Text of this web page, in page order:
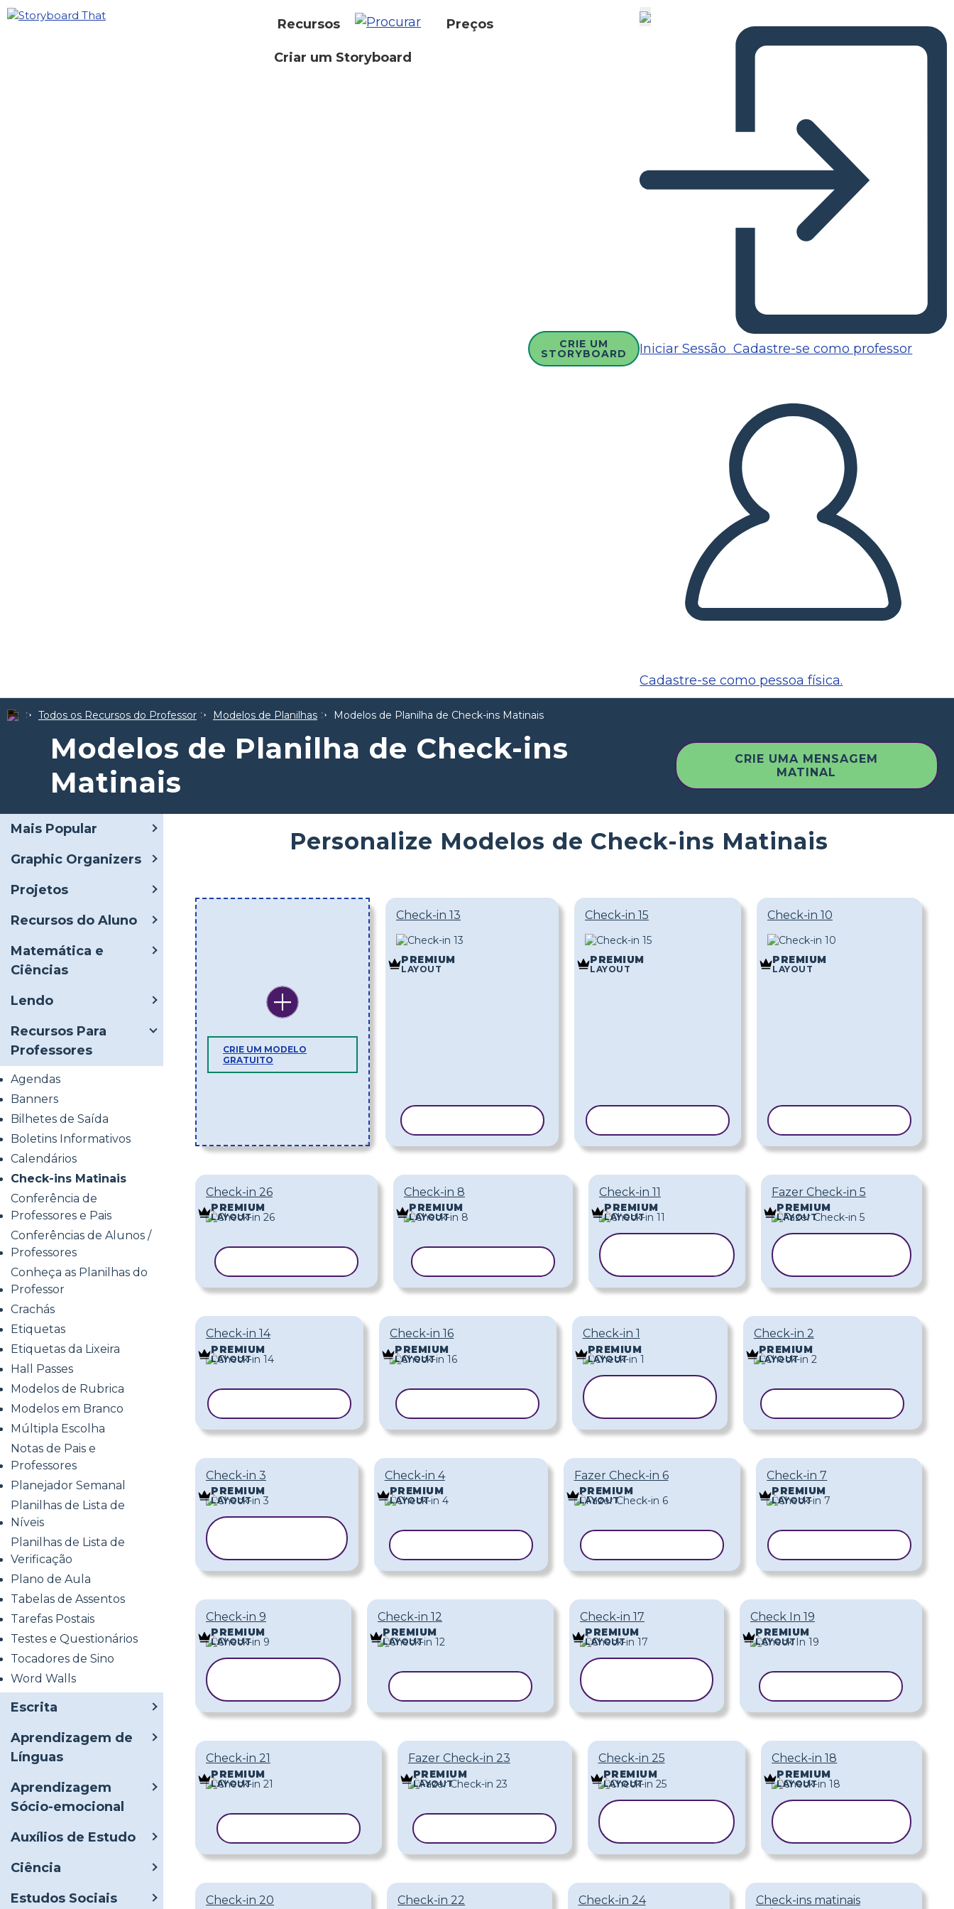
Recursos Preços
Criar um Storyboard
CRIE UM
STORYBOARD Iniciar Sessão Cadastre-se como professor
Cadastre-se como pessoa física.
Todos os Recursos do Professor Modelos de Planilhas Modelos de Planilha de Check-ins Matinais
Modelos de Planilha de Check-ins
Matinais
CRIE UMA MENSAGEM
MATINAL
Mais Popular
Graphic Organizers
Projetos
Recursos do Aluno
Matemática e
Ciências
Lendo
Recursos Para
Professores
Agendas
Banners
Bilhetes de Saída
Boletins Informativos
Calendários
Check-ins Matinais
Conferência de
Professores e Pais
Conferências de Alunos /
Professores
Conheça as Planilhas do
Professor
Crachás
Etiquetas
Etiquetas da Lixeira
Hall Passes
Modelos de Rubrica
Modelos em Branco
Múltipla Escolha
Notas de Pais e
Professores
Planejador Semanal
Planilhas de Lista de
Níveis
Planilhas de Lista de
Verificação
Plano de Aula
Tabelas de Assentos
Tarefas Postais
Testes e Questionários
Tocadores de Sino
Word Walls
Escrita
Aprendizagem de
Línguas
Aprendizagem
Sócio-emocional
Auxílios de Estudo
Ciência
Estudos Sociais
Personalize Modelos de Check-ins Matinais
CRIE UM MODELO
GRATUITO
Check-in 13
PREMIUM
LAYOUT
Check-in 15
PREMIUM
LAYOUT
Check-in 10
PREMIUM
LAYOUT
Check-in 26
PREMIUM
LAYOUT
Check-in 8
PREMIUM
LAYOUT
Check-in 11
PREMIUM
LAYOUT
Fazer Check-in 5
PREMIUM
LAYOUT
Check-in 14
PREMIUM
LAYOUT
Check-in 16
PREMIUM
LAYOUT
Check-in 1
PREMIUM
LAYOUT
Check-in 2
PREMIUM
LAYOUT
Check-in 3
PREMIUM
LAYOUT
Check-in 4
PREMIUM
LAYOUT
Fazer Check-in 6
PREMIUM
LAYOUT
Check-in 7
PREMIUM
LAYOUT
Check-in 9
PREMIUM
LAYOUT
Check-in 12
PREMIUM
LAYOUT
Check-in 17
PREMIUM
LAYOUT
Check In 19
PREMIUM
LAYOUT
Check-in 21
PREMIUM
LAYOUT
Fazer Check-in 23
PREMIUM
LAYOUT
Check-in 25
PREMIUM
LAYOUT
Check-in 18
PREMIUM
LAYOUT
Check-in 20 Check-in 22 Check-in 24
Check-ins matinais